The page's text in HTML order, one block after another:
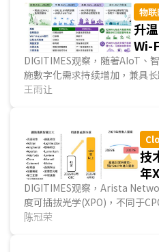
物联
升
Wi-
DIGITIMES观察，随著AIoT、
施數字化需求持续增加，兼具
HaLow (IEEE 802.11ah)逐渐
与频谱規劃持续推动相关发展
能性，使Wi-Fi HaLow再度成
发展所关注的焦点。...
王雨让
技
年
先
DIGITIMES观察，Arista
度可插拔光学(XPO)，不同于
程设计思维优化可插拔光学模
陈冠荣